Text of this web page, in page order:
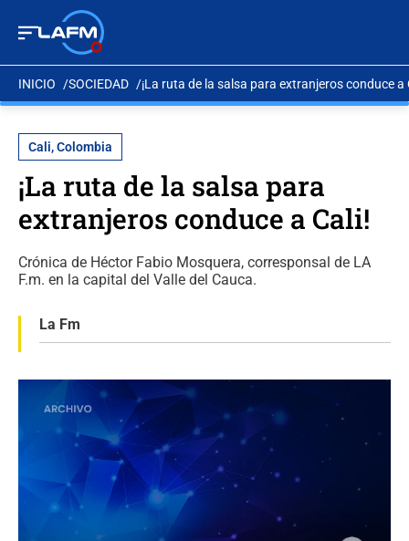
INICIO SOCIEDAD ¡La ruta de la salsa para extranjeros conduce a
Cali, Colombia
¡La ruta de la salsa para
extranjeros conduce a Cali!
Crónica de Héctor Fabio Mosquera, corresponsal de LA
F.m. en la capital del Valle del Cauca.
La Fm